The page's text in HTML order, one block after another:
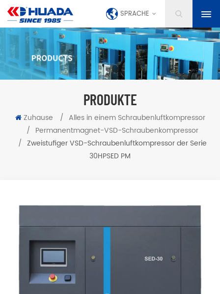
SPRACHE
PRODUKTE
Zuhause / Alles in einem Schraubenluftkompressor
/ Permanentmagnet-VSD-Schraubenkompressor
/ Zweistufiger VSD-Schraubenluftkompressor der Serie
30HPSED PM